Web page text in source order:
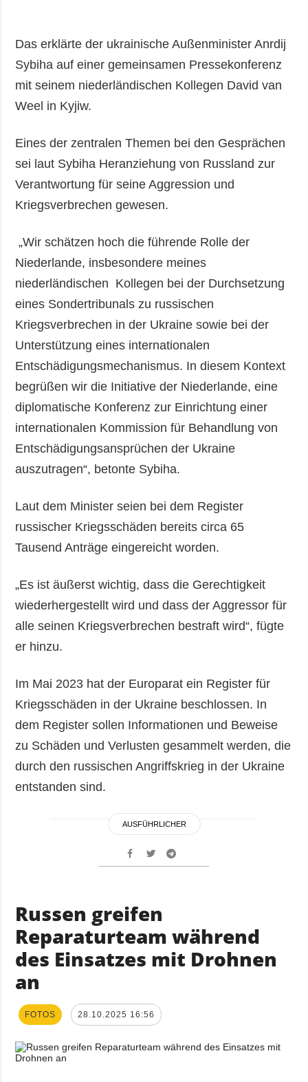
Das erklärte der ukrainische Außenminister Anrdij
Sybiha auf einer gemeinsamen Pressekonferenz
mit seinem niederländischen Kollegen David van
Weel in Kyjiw.
Eines der zentralen Themen bei den Gesprächen
sei laut Sybiha Heranziehung von Russland zur
Verantwortung für seine Aggression und
Kriegsverbrechen gewesen.
„Wir schätzen hoch die führende Rolle der
Niederlande, insbesondere meines
niederländischen Kollegen bei der Durchsetzung
eines Sondertribunals zu russischen
Kriegsverbrechen in der Ukraine sowie bei der
Unterstützung eines internationalen
Entschädigungsmechanismus. In diesem Kontext
begrüßen wir die Initiative der Niederlande, eine
diplomatische Konferenz zur Einrichtung einer
internationalen Kommission für Behandlung von
Entschädigungsansprüchen der Ukraine
auszutragen“, betonte Sybiha.
Laut dem Minister seien bei dem Register
russischer Kriegsschäden bereits circa 65
Tausend Anträge eingereicht worden.
„Es ist äußerst wichtig, dass die Gerechtigkeit
wiederhergestellt wird und dass der Aggressor für
alle seinen Kriegsverbrechen bestraft wird“, fügte
er hinzu.
Im Mai 2023 hat der Europarat ein Register für
Kriegsschäden in der Ukraine beschlossen. In
dem Register sollen Informationen und Beweise
zu Schäden und Verlusten gesammelt werden, die
durch den russischen Angriffskrieg in der Ukraine
entstanden sind.
AUSFÜHRLICHER
Russen greifen
Reparaturteam während
des Einsatzes mit Drohnen
an
FOTOS 28.10.2025 16:56